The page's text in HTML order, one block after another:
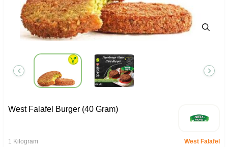
West Falafel Burger (40 Gram)
1 Kilogram West Falafel